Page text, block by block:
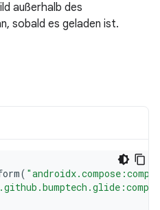
außerhalb des
sobald es geladen ist.